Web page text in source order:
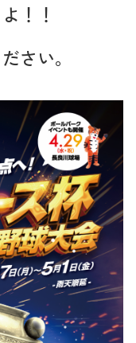
！！
さい。